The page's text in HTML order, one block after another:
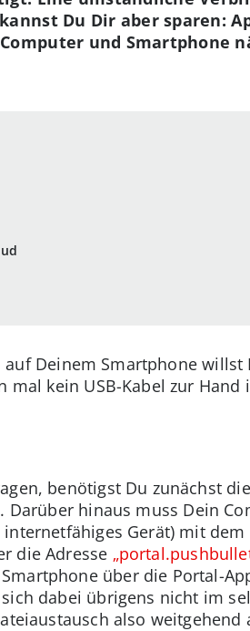
Du Dir aber sparen:
und Smartphone
Deinem Smartphone willst
kein USB-Kabel zur Hand
benötigst Du zunächst
Darüber hinaus muss Dein
Gerät) mit
die Adresse
über die Portal-
dabei übrigens nicht im
also weitgehend